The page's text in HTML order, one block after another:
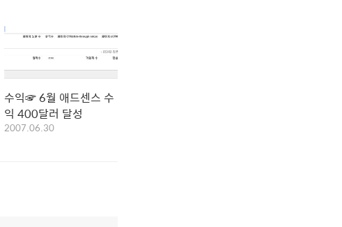
수익☞ 6월 애드센스 수
익 400달러 달성
2007.06.30